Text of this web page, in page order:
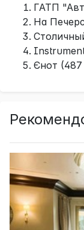
ГАТП
На
Єнот (487